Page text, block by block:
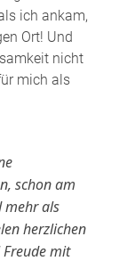
ich ankam,
Ort! Und
nicht
mich als
schon am
mehr als
herzlichen
mit